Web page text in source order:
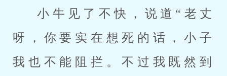
小牛见了不快，说道“老丈
呀，你要实在想死的话，小子
我也不能阻拦。不过我既然到